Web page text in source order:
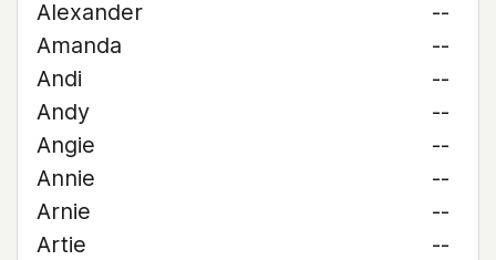
Alexander
--
Amanda
--
Andi
--
Andy
--
Angie
--
Annie
--
Arnie
--
Artie
--